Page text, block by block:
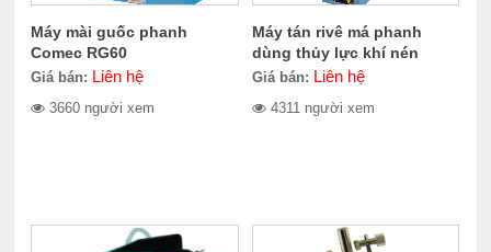
Máy mài guốc phanh
Comec RG60
Giá bán: Liên hệ
3660 người xem
Máy tán rivê má phanh
dùng thủy lực khí nén
Comec CC300
Giá bán: Liên hệ
4311 người xem